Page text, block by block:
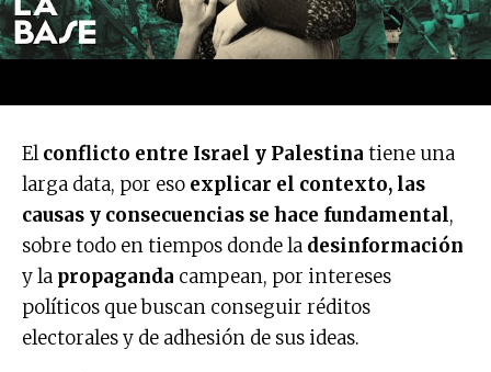
Elconflicto entre Israel y Palestina tiene una
larga data, por eso explicar el contexto, las
causas y consecuencias se hace fundamental,
sobre todo en tiempos donde la desinformación
y la propaganda campean, por intereses
políticos que buscan conseguir réditos
electorales y de adhesión de sus ideas.